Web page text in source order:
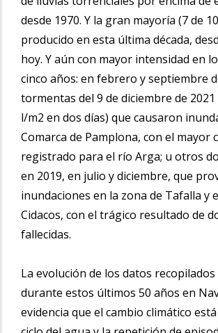
desde 1970. Y la gran mayoría (7 de
producido en esta última década,
hoy. Y aún con mayor intensidad en
cinco años: en febrero y septiembre
tormentas del 9 de diciembre de 2021
l/m2 en dos días) que causaron
Comarca de Pamplona, con el mayor
registrado para el río Arga; u otros
en 2019, en julio y diciembre, que
inundaciones en la zona de Tafalla y
Cidacos, con el trágico resultado de
fallecidas.
La evolución de los datos recopilados
durante estos últimos 50 años en
evidencia que el cambio climático